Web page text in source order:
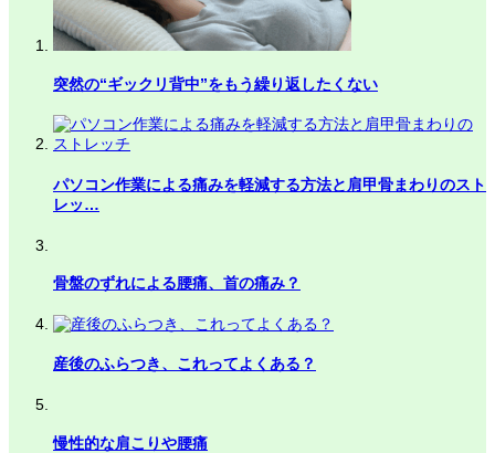
突然の“ギックリ背中”をもう繰り返したくない
パソコン作業による痛みを軽減する方法と肩甲骨まわりのスト
レッ…
骨盤のずれによる腰痛、首の痛み？
産後のふらつき、これってよくある？
慢性的な肩こりや腰痛